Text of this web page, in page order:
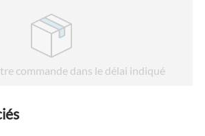
commande dans le délai indiqué